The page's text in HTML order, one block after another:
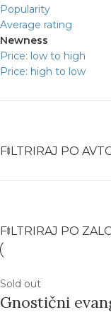
Popularity
Average rating
Newness
Price: low to high
Price: high to low
FILTRIRAJ PO
FILTRIRAJ PO
Sold out
Gnostični